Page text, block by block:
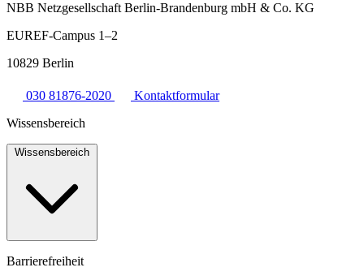
NBB Netzgesellschaft Berlin-Brandenburg mbH & Co. KG
EUREF-Campus 1–2
10829 Berlin
030 81876-2020
Kontaktformular
Wissensbereich
Wissensbereich
Barrierefreiheit